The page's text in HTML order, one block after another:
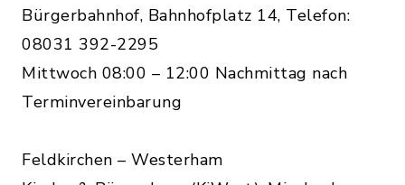
Bürgerbahnhof, Bahnhofplatz 14, Telefon:
08031 392-2295
Mittwoch 08:00 – 12:00 Nachmittag nach
Terminvereinbarung
Feldkirchen – Westerham